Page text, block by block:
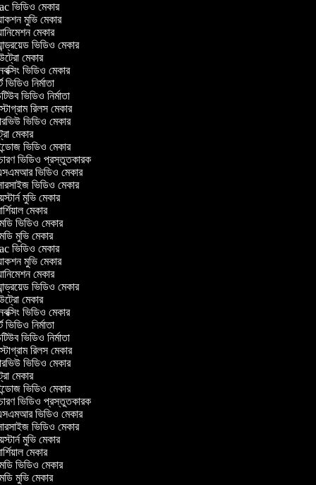
ভিডিও মেকার
মুভি মেকার
মেকার
ভিডিও মেকার
মেকার
ভিডিও মেকার
নির্মাতা
ভিডিও নির্মাতা
রিলস মেকার
ভিডিও মেকার
মেকার
ভিডিও মেকার
ভিডিও প্রস্তুতকারক
ভিডিও মেকার
ভিডিও মেকার
মুভি মেকার
মেকার
ভিডিও মেকার
মুভি মেকার
ভিডিও মেকার
মুভি মেকার
মেকার
ভিডিও মেকার
মেকার
ভিডিও মেকার
নির্মাতা
ভিডিও নির্মাতা
রিলস মেকার
ভিডিও মেকার
মেকার
ভিডিও মেকার
ভিডিও প্রস্তুতকারক
ভিডিও মেকার
ভিডিও মেকার
মুভি মেকার
মেকার
ভিডিও মেকার
মুভি মেকার